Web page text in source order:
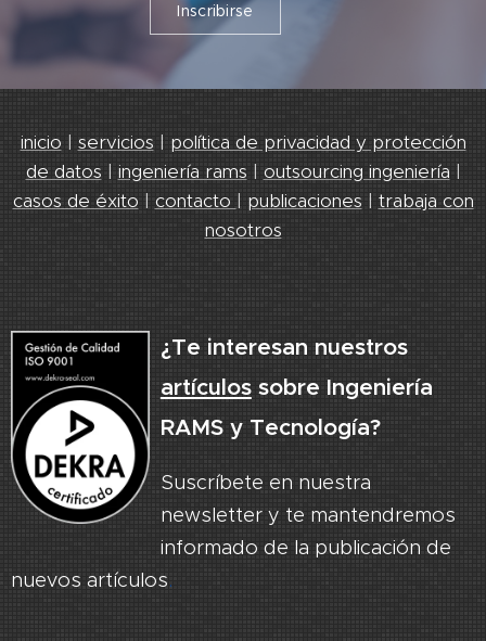
Inscribirse
inicio | servicios | política de privacidad y protección
de datos | ingeniería rams | outsourcing ingeniería |
casos de éxito | contacto | publicaciones | trabaja con
nosotros
¿Te interesan nuestros
artículossobre Ingeniería
RAMS y Tecnología?
Suscríbete en nuestra
newsletter y te mantendremos
informado de la publicación de
nuevos artículos.